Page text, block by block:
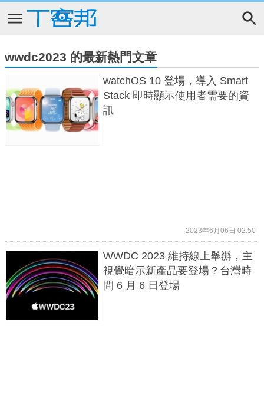
wwdc2023 的最新熱門文章
watchOS 10 登場，導入 Smart
Stack 即時顯示使用者需要的資
訊
2023年6月06日 02:50
WWDC 2023 維持線上舉辦，主
視覺暗示新產品要登場？台灣時
間 6 月 6 日登場